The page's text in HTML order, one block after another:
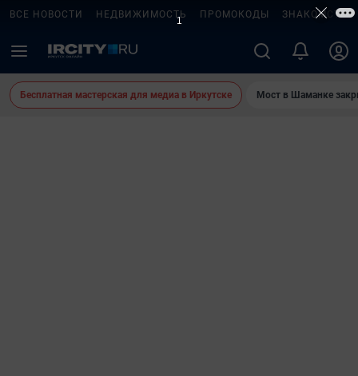
ВСЕ НОВОСТИ НЕДВИЖИМОСТЬ ПРОМОКОДЫ ЗНАКОМСТВА
Бесплатная мастерская для медиа в Иркутске Мост в Шаманке